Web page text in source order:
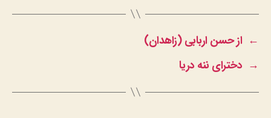
← از حسن اربابی (زاهدان)
→ دخترای ننه دریا